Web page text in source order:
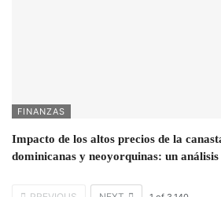
FINANZAS
Impacto de los altos precios de la
dominicanas y neoyorquinas: un